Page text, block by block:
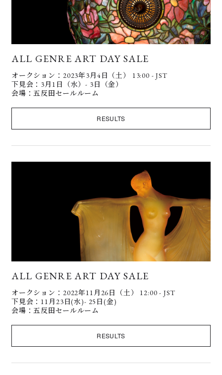
ALL GENRE ART DAY SALE
オークション：2023年3月4日（土） 13:00 - JST
下見会：3月1日（水）- 3日（金）
会場：五反田セールルーム
RESULTS
ALL GENRE ART DAY SALE
オークション：2022年11月26日（土） 12:00 - JST
下見会：11月23日(水)- 25日(金)
会場：五反田セールルーム
RESULTS